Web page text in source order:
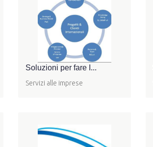
Soluzioni per fare I...
Servizi alle imprese